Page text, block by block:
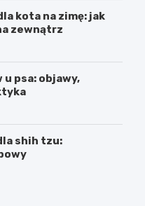
kota na zimę: jak
zewnątrz
psa: objawy,
shih tzu: